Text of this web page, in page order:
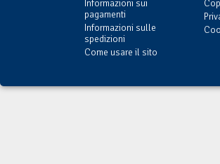
Informazioni sui
pagamenti
Informazioni sulle
spedizioni
Come usare il sito